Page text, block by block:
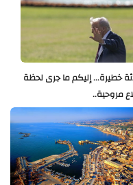
خطيرة... إليكم ما جرى لحظة
مروحية..